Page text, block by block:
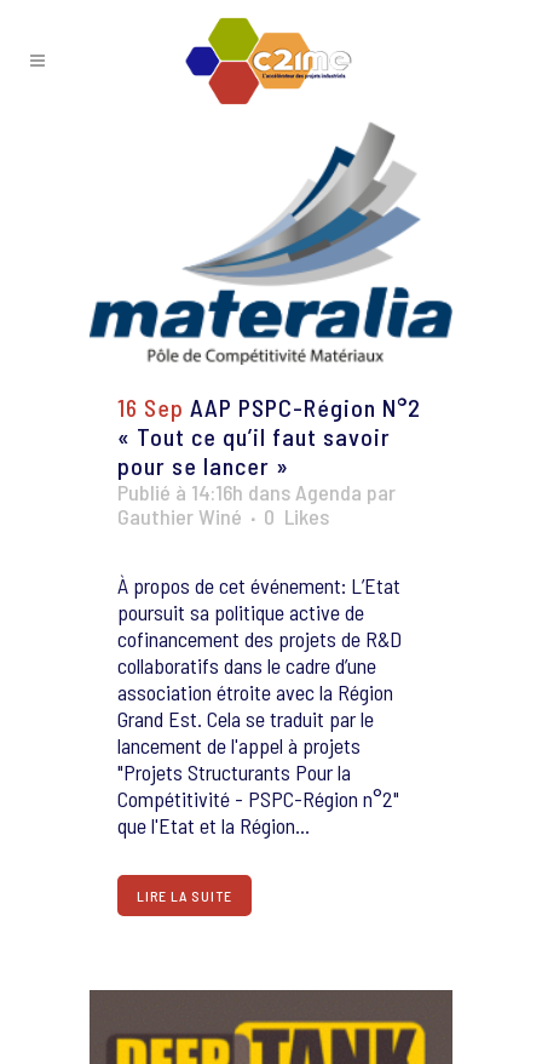
16 Sep AAP PSPC-Région N°2
« Tout ce qu’il faut savoir
pour se lancer »
Publié à 14:16h dans Agenda par
Gauthier Winé
0 Likes
À propos de cet événement: L’Etat
poursuit sa politique active de
cofinancement des projets de R&D
collaboratifs dans le cadre d’une
association étroite avec la Région
Grand Est. Cela se traduit par le
lancement de l'appel à projets
"Projets Structurants Pour la
Compétitivité - PSPC-Région n°2"
que l'Etat et la Région...
LIRE LA SUITE